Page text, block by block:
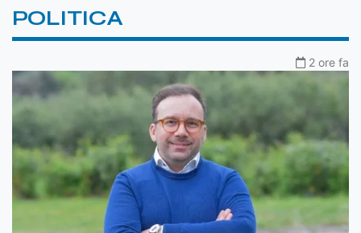
POLITICA
2 ore fa